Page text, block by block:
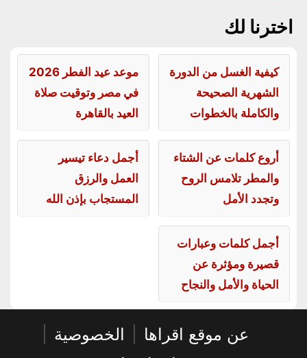
اخترنا لك
كيفية الغسل من الدورة
الشهرية الصحيحة
والكاملة بالخطوات
موعد عيد الفطر 2026
في مصر وتوقيت صلاة
العيد بالقاهرة
أروع كلمات عن الشتاء
والمطر تلامس الروح
وتجدد الأمل
أجمل دعاء تيسير
العمل والرزق
المستجاب بإذن الله
أجمل كلمات وعبارات
قصيرة ومؤثرة عن
الحياة والأمل والنجاح
عن موقع اقراها الخصوصية